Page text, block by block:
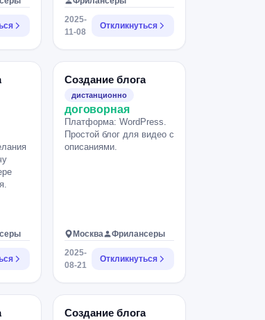
2025-
11-08
Откликнуться
Создание блога
дистанционно
договорная
Платформа: WordPress.
Простой блог для видео с
описаниями.
Москва
Фрилансеры
2025-
08-21
Откликнуться
Создание блога